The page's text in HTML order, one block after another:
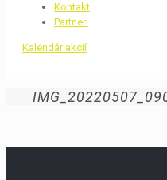
Kontakt
Partneri
Kalendár akcií